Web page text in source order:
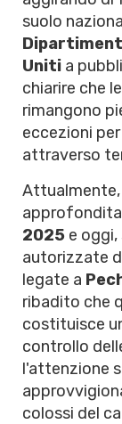
suolo
Uniti a
chiarire che
rimangono
eccezioni
attraverso
Attualmente,
2025 e
autorizzate
legate a
ribadito che
costituisce
controllo
l'attenzione
colossi del